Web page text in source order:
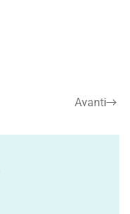
Avanti